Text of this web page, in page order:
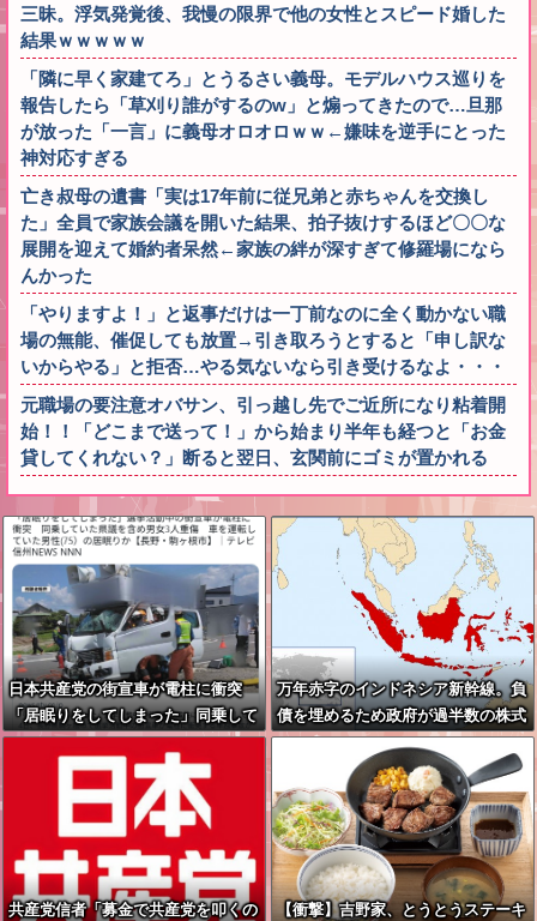
三昧。浮気発覚後、我慢の限界で他の女性とスピード婚した
結果ｗｗｗｗｗ
「隣に早く家建てろ」とうるさい義母。モデルハウス巡りを
報告したら「草刈り誰がするのw」と煽ってきたので…旦那
が放った「一言」に義母オロオロｗｗ←嫌味を逆手にとった
神対応すぎる
亡き叔母の遺書「実は17年前に従兄弟と赤ちゃんを交換し
た」全員で家族会議を開いた結果、拍子抜けするほど〇〇な
展開を迎えて婚約者呆然←家族の絆が深すぎて修羅場になら
んかった
「やりますよ！」と返事だけは一丁前なのに全く動かない職
場の無能、催促しても放置→引き取ろうとすると「申し訳な
いからやる」と拒否…やる気ないなら引き受けるなよ・・・
元職場の要注意オバサン、引っ越し先でご近所になり粘着開
始！！「どこまで送って！」から始まり半年も経つと「お金
貸してくれない？」断ると翌日、玄関前にゴミが置かれる
日本共産党の街宣車が電柱に衝突
「居眠りをしてしまった」同乗して
いた県議を含め男女3人重傷
万年赤字のインドネシア新幹線。負
債を埋めるため政府が過半数の株式
を引き受ける
共産党信者「募金で共産党を叩くの
【衝撃】吉野家、とうとうステーキ